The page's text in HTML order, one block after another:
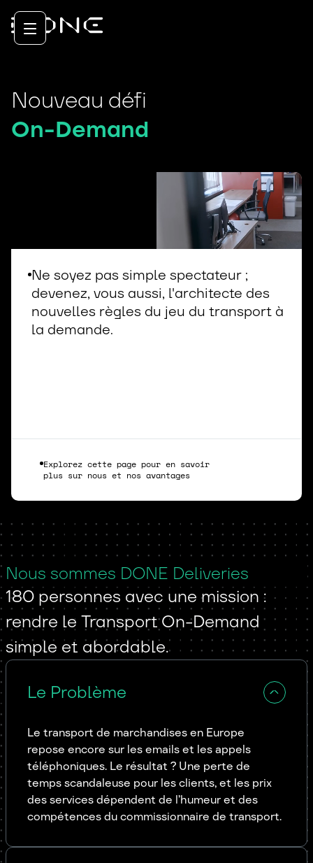
Nouveau défi
On-Demand
Ne soyez pas simple spectateur ;
devenez, vous aussi, l'architecte des
nouvelles règles du jeu du transport à
la demande.
Explorez cette page pour en savoir
plus sur nous et nos avantages
Nous sommes DONE Deliveries
180 personnes avec une mission :
rendre le Transport On-Demand
simple et abordable.
Le Problème
Le transport de marchandises en Europe
repose encore sur les emails et les appels
téléphoniques. Le résultat ? Une perte de
temps scandaleuse pour les clients, et les prix
des services dépendent de l’humeur et des
compétences du commissionnaire de transport.